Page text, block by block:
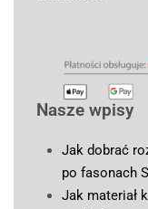
Nasze wpisy
Jak dobrać
po fasonach
Jak materiał